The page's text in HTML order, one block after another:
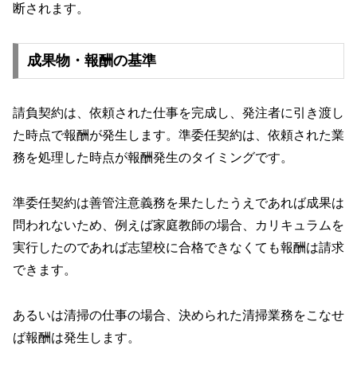
断されます。
成果物・報酬の基準
請負契約は、依頼された仕事を完成し、発注者に引き渡し
た時点で報酬が発生します。準委任契約は、依頼された業
務を処理した時点が報酬発生のタイミングです。
準委任契約は善管注意義務を果たしたうえであれば成果は
問われないため、例えば家庭教師の場合、カリキュラムを
実行したのであれば志望校に合格できなくても報酬は請求
できます。
あるいは清掃の仕事の場合、決められた清掃業務をこなせ
ば報酬は発生します。